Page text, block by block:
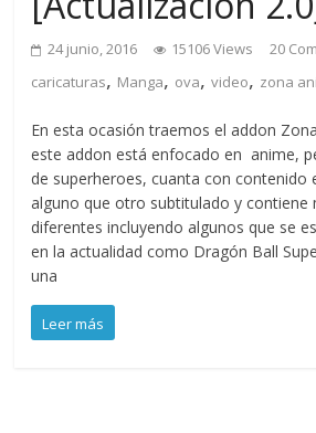
24 junio, 2016 15106 Views 20
caricaturas, Manga, ova,video, zona
En esta ocasión traemos el addon
este addon está enfocado en anime,
de superheroes, cuanta con contenido
alguno que otro subtitulado y contiene
diferentes incluyendo algunos que se
en la actualidad como Dragón Ball
una
Leer más